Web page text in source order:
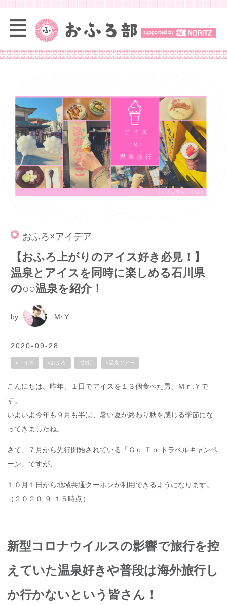
おふろ×アイデア
【おふろ上がりのアイス好き必見！】
温泉とアイスを同時に楽しめる石川県
の○○温泉を紹介！
by Mr.Y
2020-09-28
#アイス #おふろ #旅行 #温泉ツアー
こんにちは。昨年、１日でアイスを１３個食べた男、Ｍｒ.Ｙで
す。
いよいよ今年も９月も半ば、暑い夏が終わり秋を感じる季節にな
ってきましたね。
さて、７月から先行開始されている「Ｇｏ Ｔｏ トラベルキャンペ
ーン」ですが、
１０月１日から地域共通クーポンが利用できるようになります。
（２０２０.９.１５時点）
新型コロナウイルスの影響で旅行を控
えていた温泉好きや普段は海外旅行し
か行かないという皆さん！